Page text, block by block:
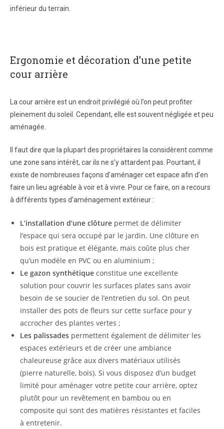
inférieur du terrain.
Ergonomie et décoration d’une petite
cour arrière
La cour arrière est un endroit privilégié où l’on peut profiter
pleinement du soleil. Cependant, elle est souvent négligée et peu
aménagée.
Il faut dire que la plupart des propriétaires la considèrent comme
une zone sans intérêt, car ils ne s’y attardent pas. Pourtant, il
existe de nombreuses façons d’aménager cet espace afin d’en
faire un lieu agréable à voir et à vivre. Pour ce faire, on a recours
à différents types d’aménagement extérieur :
L’installation d’une clôture permet de délimiter
l’espace qui sera occupé par le jardin. Une clôture en
bois est pratique et élégante, mais coûte plus cher
qu’un modèle en PVC ou en aluminium ;
Le gazon synthétique constitue une excellente
solution pour couvrir les surfaces plates sans avoir
besoin de se soucier de l’entretien du sol. On peut
installer des pots de fleurs sur cette surface pour y
accrocher des plantes vertes ;
Les palissades permettent également de délimiter les
espaces extérieurs et de créer une ambiance
chaleureuse grâce aux divers matériaux utilisés
(pierre naturelle, bois). Si vous disposez d’un budget
limité pour aménager votre petite cour arrière, optez
plutôt pour un revêtement en bambou ou en
composite qui sont des matières résistantes et faciles
à entretenir.